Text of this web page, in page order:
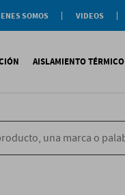
SOMOS
VIDEOS
Bituminosa
Sintética
Líquida
AISLAMIENTO TÉRMICO
XPS
Texlosa
PIR